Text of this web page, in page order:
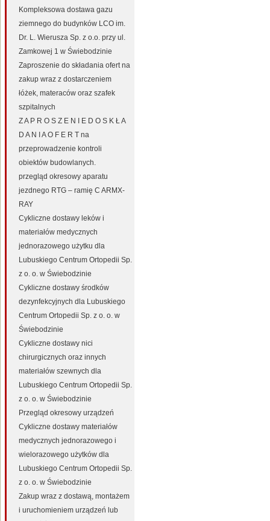
Kompleksowa dostawa gazu
ziemnego do budynków LCO im.
Dr. L. Wierusza Sp. z o.o. przy ul.
Zamkowej 1 w Świebodzinie
Zaproszenie do składania ofert na
zakup wraz z dostarczeniem
łóżek, materaców oraz szafek
szpitalnych
Z A P R O S Z E N I E D O S K Ł A
D A N I A O F E R T na
przeprowadzenie kontroli
obiektów budowlanych.
przegląd okresowy aparatu
jezdnego RTG – ramię C ARMX-
RAY
Cykliczne dostawy leków i
materiałów medycznych
jednorazowego użytku dla
Lubuskiego Centrum Ortopedii Sp.
z o. o. w Świebodzinie
Cykliczne dostawy środków
dezynfekcyjnych dla Lubuskiego
Centrum Ortopedii Sp. z o. o. w
Świebodzinie
Cykliczne dostawy nici
chirurgicznych oraz innych
materiałów szewnych dla
Lubuskiego Centrum Ortopedii Sp.
z o. o. w Świebodzinie
Przegląd okresowy urządzeń
Cykliczne dostawy materiałów
medycznych jednorazowego i
wielorazowego użytków dla
Lubuskiego Centrum Ortopedii Sp.
z o. o. w Świebodzinie
Zakup wraz z dostawą, montażem
i uruchomieniem urządzeń lub